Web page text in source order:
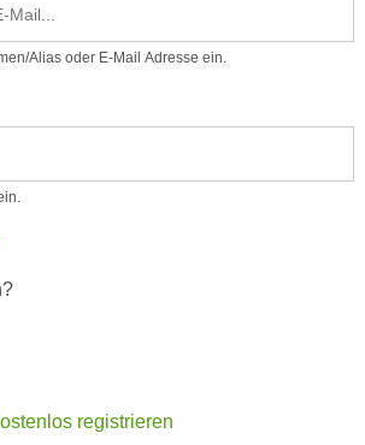
Alias oder E-Mail Adresse ein.
registrieren